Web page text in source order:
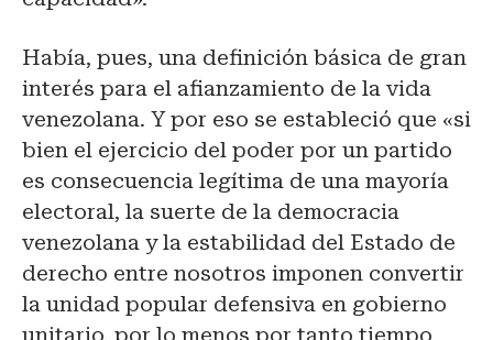
Había, pues, una definición básica de gran
interés para el afianzamiento de la vida
venezolana. Y por eso se estableció que «si
bien el ejercicio del poder por un partido
es consecuencia legítima de una mayoría
electoral, la suerte de la democracia
venezolana y la estabilidad del Estado de
derecho entre nosotros imponen convertir
la unidad popular defensiva en gobierno
unitario, por lo menos por tanto tiempo